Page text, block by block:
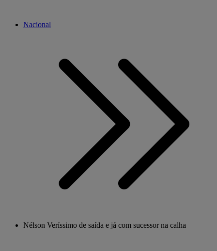
Nacional
Nélson Veríssimo de saída e já com sucessor na calha